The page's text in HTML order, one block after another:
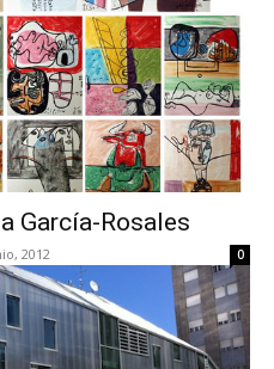
García-Rosales
2012 0